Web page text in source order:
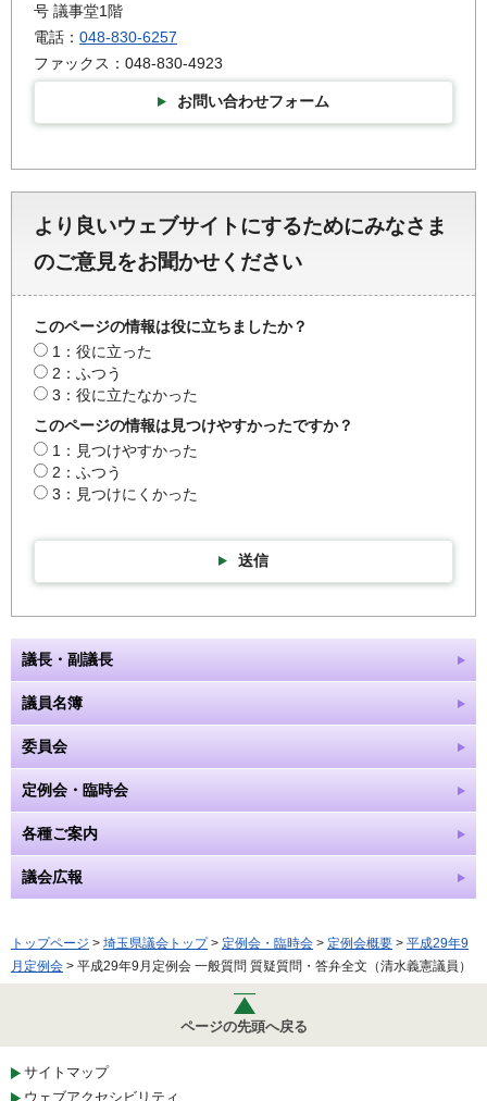
号 議事堂1階
電話： 048-830-6257
ファックス：048-830-4923
お問い合わせフォーム
より良いウェブサイトにするためにみなさま
のご意見をお聞かせください
このページの情報は役に立ちましたか？
1：役に立った
2：ふつう
3：役に立たなかった
このページの情報は見つけやすかったですか？
1：見つけやすかった
2：ふつう
3：見つけにくかった
送信
議長・副議長
議員名簿
委員会
定例会・臨時会
各種ご案内
議会広報
トップページ > 埼玉県議会トップ> 定例会・臨時会 > 定例会概要 > 平成29年9
月定例会 > 平成29年9月定例会 一般質問 質疑質問・答弁全文（清水義憲議員）
ページの先頭へ戻る
サイトマップ
ウェブアクセシビリティ